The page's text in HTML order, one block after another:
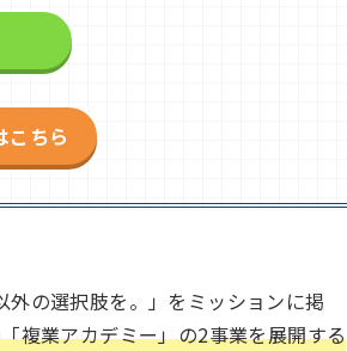
こちら
外の選択肢を。」をミッションに掲
複業アカデミー」の2事業を展開する